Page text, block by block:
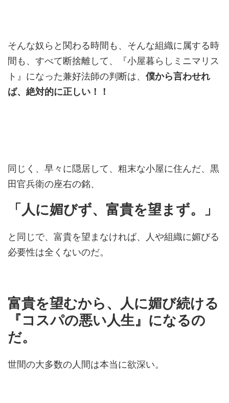
そんな奴らと関わる時間も、そんな組織に属する時
間も、すべて断捨離して、『小屋暮らしミニマリス
ト』になった兼好法師の判断は、 僕から言わせれ
ば、絶対的に正しい！！
同じく、早々に隠居して、粗末な小屋に住んだ、黒
田官兵衛の座右の銘、
「人に媚びず、富貴を望まず。」
と同じで、富貴を望まなければ、人や組織に媚びる
必要性は全くないのだ。
富貴を望むから、人に媚び続ける
『コスパの悪い人生』になるの
だ。
世間の大多数の人間は本当に欲深い。